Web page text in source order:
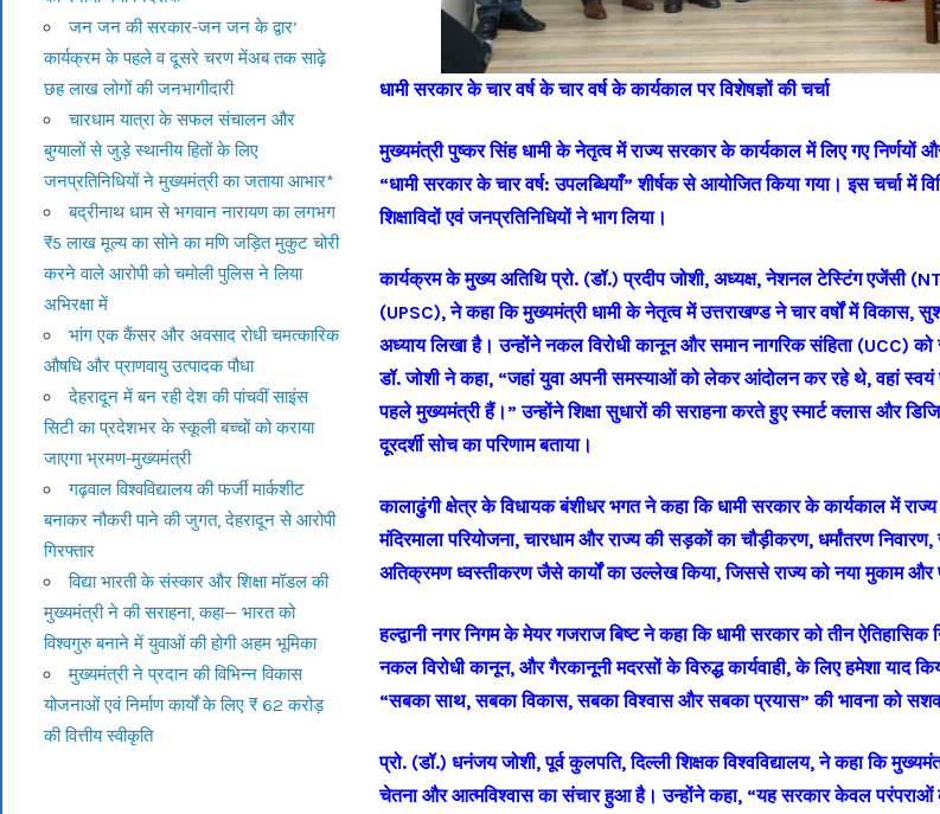
धामी सरकार के चार वर्ष के चार वर्ष के कार्यकाल पर विशेषज्ञों की चर्चा
मुख्यमंत्री पुष्कर सिंह धामी के नेतृत्व में राज्य सरकार के कार्यकाल में लिए गए निर्णयों और
“धामी सरकार के चार वर्ष: उपलब्धियाँ” शीर्षक से आयोजित किया गया। इस चर्चा में
शिक्षाविदों एवं जनप्रतिनिधियों ने भाग लिया।
कार्यक्रम के मुख्य अतिथि प्रो. (डॉ.) प्रदीप जोशी, अध्यक्ष, नेशनल टेस्टिंग एजेंसी
(UPSC), ने कहा कि मुख्यमंत्री धामी के नेतृत्व में उत्तराखण्ड ने चार वर्षों में
अध्याय लिखा है। उन्होंने नकल विरोधी कानून और समान नागरिक संहिता (UCC)
डॉ. जोशी ने कहा, “जहां युवा अपनी समस्याओं को लेकर आंदोलन कर रहे थे, वहां स्वयं
पहले मुख्यमंत्री हैं।” उन्होंने शिक्षा सुधारों की सराहना करते हुए स्मार्ट क्लास और
दूरदर्शी सोच का परिणाम बताया।
कालाढुंगी क्षेत्र के विधायक बंशीधर भगत ने कहा कि धामी सरकार के कार्यकाल में
मंदिरमाला परियोजना, चारधाम और राज्य की सड़कों का चौड़ीकरण, धर्मांतरण
अतिक्रमण ध्वस्तीकरण जैसे कार्यों का उल्लेख किया, जिससे राज्य को नया मुकाम और
हल्द्वानी नगर निगम के मेयर गजराज बिष्ट ने कहा कि धामी सरकार को तीन ऐतिहासिक
नकल विरोधी कानून, और गैरकानूनी मदरसों के विरुद्ध कार्यवाही, के लिए हमेशा याद
“सबका साथ, सबका विकास, सबका विश्वास और सबका प्रयास” की भावना को
प्रो. (डॉ.) धनंजय जोशी, पूर्व कुलपति, दिल्ली शिक्षक विश्वविद्यालय, ने कहा कि
चेतना और आत्मविश्वास का संचार हुआ है। उन्होंने कहा, “यह सरकार केवल परंपराओं
जन जन की सरकार-जन जन के द्वार’
कार्यक्रम के पहले व दूसरे चरण मेंअब तक साढ़े
छह लाख लोगों की जनभागीदारी
चारधाम यात्रा के सफल संचालन और
बुग्यालों से जुड़े स्थानीय हितों के लिए
जनप्रतिनिधियों ने मुख्यमंत्री का जताया आभार*
बद्रीनाथ धाम से भगवान नारायण का लगभग
₹5 लाख मूल्य का सोने का मणि जड़ित मुकुट चोरी
करने वाले आरोपी को चमोली पुलिस ने लिया
अभिरक्षा में
भांग एक कैंसर और अवसाद रोधी चमत्कारिक
औषधि और प्राणवायु उत्पादक पौधा
देहरादून में बन रही देश की पांचवीं साइंस
सिटी का प्रदेशभर के स्कूली बच्चों को कराया
जाएगा भ्रमण-मुख्यमंत्री
गढ़वाल विश्वविद्यालय की फर्जी मार्कशीट
बनाकर नौकरी पाने की जुगत, देहरादून से आरोपी
गिरफ्तार
विद्या भारती के संस्कार और शिक्षा मॉडल की
मुख्यमंत्री ने की सराहना, कहा— भारत को
विश्वगुरु बनाने में युवाओं की होगी अहम भूमिका
मुख्यमंत्री ने प्रदान की विभिन्न विकास
योजनाओं एवं निर्माण कार्यों के लिए ₹ 62 करोड़
की वित्तीय स्वीकृति